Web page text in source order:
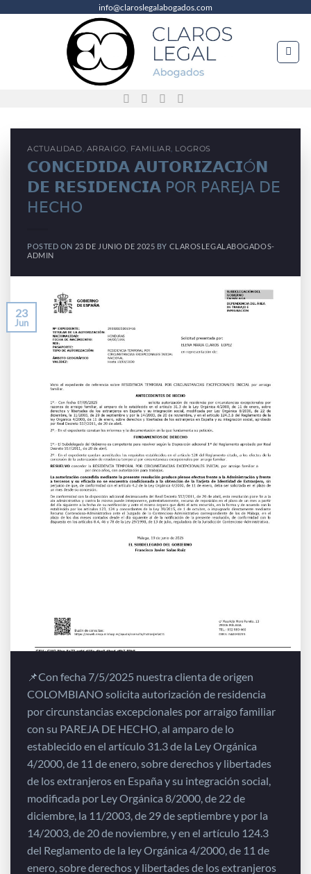
info@claroslegalabogados.com
ACTUALIDAD, ARRAIGO, FAMILIAR, LOGROS
𝗖𝗢𝗡𝗖𝗘𝗗𝗜𝗗𝗔 𝗔𝗨𝗧𝗢𝗥𝗜𝗭𝗔𝗖𝗜Ó𝗡
𝗗𝗘 𝗥𝗘𝗦𝗜𝗗𝗘𝗡𝗖𝗜𝗔 𝖯𝖮𝖱 𝖯𝖠𝖱𝖤𝖩𝖠 𝖣𝖤
𝖧𝖤𝖢𝖧𝖮
POSTED ON 23 DE JUNIO DE 2025 BY CLAROSLEGALABOGADOS-
ADMIN
23
Jun
📌Con fecha 7/5/2025 nuestra clienta de origen
COLOMBIANO solicita autorización de residencia
por circunstancias excepcionales por arraigo familiar
con su PAREJA DE HECHO, al amparo de lo
establecido en el artículo 31.3 de la Ley Orgánica
4/2000, de 11 de enero, sobre derechos y libertades
de los extranjeros en España y su integración social,
modificada por Ley Orgánica 8/2000, de 22 de
diciembre, la 11/2003, de 29 de septiembre y por la
14/2003, de 20 de noviembre, y en el artículo 124.3
del Reglamento de la ley Orgánica 4/2000, de 11 de
enero, sobre derechos y libertades de los extranjeros